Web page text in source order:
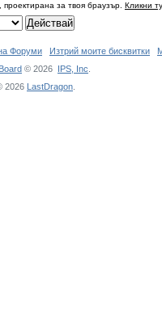
за твоя браузър. Кликни
Форуми Изтрий моите бисквитки
© 2026 IPS, Inc
2026 LastDragon